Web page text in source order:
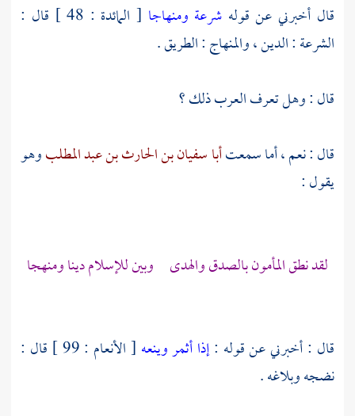
قال أخبرني عن قوله شرعة ومنهاجا
[ المائدة : 48 ] قال :
الشرعة : الدين ، والمنهاج : الطريق .
قال : وهل تعرف العرب ذلك ؟
قال : نعم ، أما سمعتأبا سفيان بن الحارث بن عبد المطلبوهو
يقول :
لقد نطق المأمون بالصدق والهدى وبين للإسلام دينا ومنهجا
قال : أخبرني عن قوله :إذا أثمر وينعه
[ الأنعام : 99 ] قال :
نضجه وبلاغه .